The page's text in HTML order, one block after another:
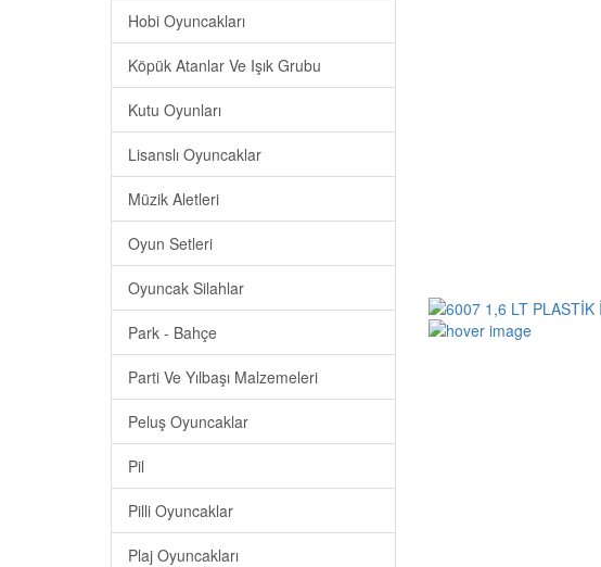
Hobi Oyuncakları
Köpük Atanlar Ve Işık Grubu
Kutu Oyunları
Lisanslı Oyuncaklar
Müzik Aletleri
Oyun Setleri
Oyuncak Silahlar
Park - Bahçe
Parti Ve Yılbaşı Malzemeleri
Peluş Oyuncaklar
Pil
Pilli Oyuncaklar
Plaj Oyuncakları